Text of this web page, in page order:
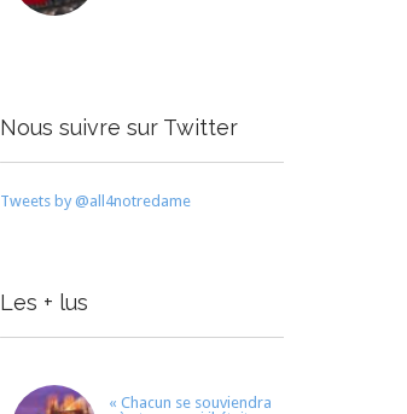
Nous suivre sur Twitter
Tweets by @all4notredame
Les + lus
« Chacun se souviendra